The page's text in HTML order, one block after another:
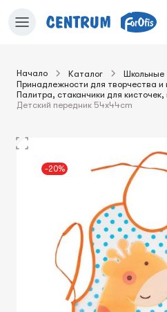
в корзину
Начало Каталог
Школьные
Принадлежности для творчества и
Палитра, стаканчики для кисточек,
Детский передник 54x44cm
-20%